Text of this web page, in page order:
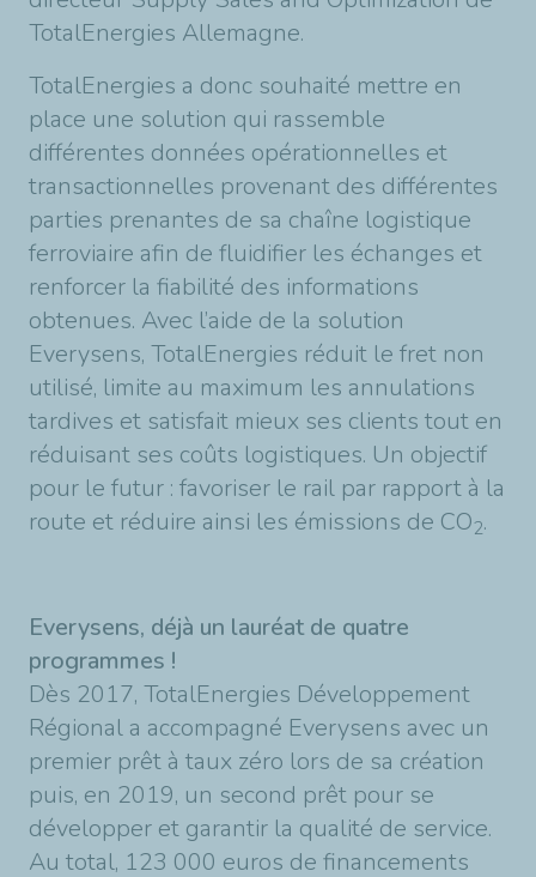
TotalEnergies Allemagne.
TotalEnergies a donc souhaité mettre en
place une solution qui rassemble
différentes données opérationnelles et
transactionnelles provenant des différentes
parties prenantes de sa chaîne logistique
ferroviaire afin de fluidifier les échanges et
renforcer la fiabilité des informations
obtenues. Avec l’aide de la solution
Everysens, TotalEnergies réduit le fret non
utilisé, limite au maximum les annulations
tardives et satisfait mieux ses clients tout en
réduisant ses coûts logistiques. Un objectif
pour le futur : favoriser le rail par rapport à la
route et réduire ainsi les émissions de CO2.
Everysens, déjà un lauréat de quatre
programmes !
Dès 2017, TotalEnergies Développement
Régional a accompagné Everysens avec un
premier prêt à taux zéro lors de sa création
puis, en 2019, un second prêt pour se
développer et garantir la qualité de service.
Au total, 123 000 euros de financements